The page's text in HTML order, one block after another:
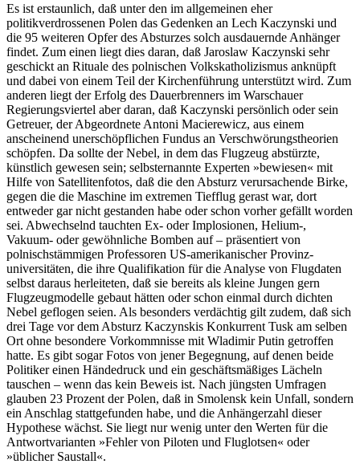
Es ist erstaunlich, daß unter den im allgemeinen eher
politikverdrossenen Polen das Gedenken an Lech Kaczynski und
die 95 weiteren Opfer des Absturzes solch ausdauernde Anhänger
findet. Zum einen liegt dies daran, daß Jaroslaw Kaczynski sehr
geschickt an Rituale des polnischen Volkskatholizismus anknüpft
und dabei von einem Teil der Kirchenführung unterstützt wird. Zum
anderen liegt der Erfolg des Dauerbrenners im Warschauer
Regierungsviertel aber daran, daß Kaczynski persönlich oder sein
Getreuer, der Abgeordnete Antoni Macierewicz, aus einem
anscheinend unerschöpflichen Fundus an Verschwörungstheorien
schöpfen. Da sollte der Nebel, in dem das Flugzeug abstürzte,
künstlich gewesen sein; selbsternannte Experten »bewiesen« mit
Hilfe von Satellitenfotos, daß die den Absturz verursachende Birke,
gegen die die Maschine im extremen Tiefflug gerast war, dort
entweder gar nicht gestanden habe oder schon vorher gefällt worden
sei. Abwechselnd tauchten Ex- oder Implosionen, Helium-,
Vakuum- oder gewöhnliche Bomben auf – präsentiert von
polnischstämmigen Professoren US-amerikanischer Provinz­
universitäten, die ihre Qualifikation für die Analyse von Flugdaten
selbst daraus herleiteten, daß sie bereits als kleine Jungen gern
Flugzeugmodelle gebaut hätten oder schon einmal durch dichten
Nebel geflogen seien. Als besonders verdächtig gilt zudem, daß sich
drei Tage vor dem Absturz Kaczynskis Konkurrent Tusk am selben
Ort ohne besondere Vorkommnisse mit Wladimir Putin getroffen
hatte. Es gibt sogar Fotos von jener Begegnung, auf denen beide
Politiker einen Händedruck und ein geschäftsmäßiges Lächeln
tauschen – wenn das kein Beweis ist. Nach jüngsten Umfragen
glauben 23 Prozent der Polen, daß in Smolensk kein Unfall, sondern
ein Anschlag stattgefunden habe, und die Anhängerzahl dieser
Hypothese wächst. Sie liegt nur wenig unter den Werten für die
Antwortvarianten »Fehler von Piloten und Fluglotsen« oder
»üblicher Saustall«.